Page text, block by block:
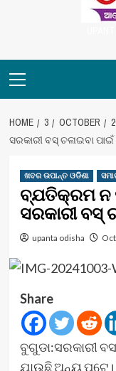
Menu
HOME 3 OCTOBER
ସରକାରୀ ବସ୍ ଚଳାଇବା ପାଇଁ
ଖବର ଉପାନ୍ତ ଓଡିଶା
ବ୍ଯତିକ୍ରମ ନ
ସରକାରୀ ବସ୍
upanta odisha
Share
ବୁଗୁଡା:ସରକାରୀ
ଯାଉଛି ଅନ୍ୟ